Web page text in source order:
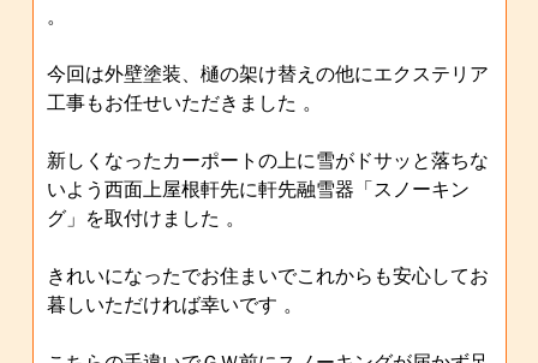
。
今回は外壁塗装、樋の架け替えの他にエクステリア
工事もお任せいただきました 。
新しくなったカーポートの上に雪がドサッと落ちな
いよう西面上屋根軒先に軒先融雪器「スノーキン
グ」を取付けました 。
きれいになったでお住まいでこれからも安心してお
暮しいただければ幸いです 。